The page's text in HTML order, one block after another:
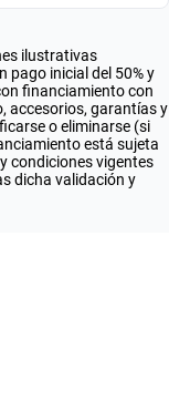
ilustrativas
pago inicial del 50% y
financiamiento con
accesorios, garantías y
o eliminarse (si
está sujeta
condiciones vigentes
dicha validación y